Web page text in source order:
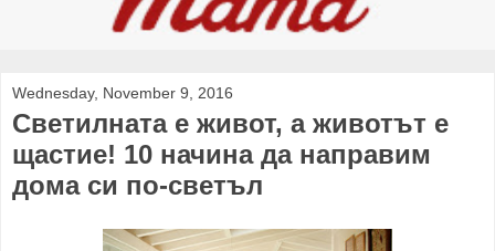
Wednesday, November 9, 2016
Светилната е живот, а животът е
щастие! 10 начина да направим
дома си по-светъл